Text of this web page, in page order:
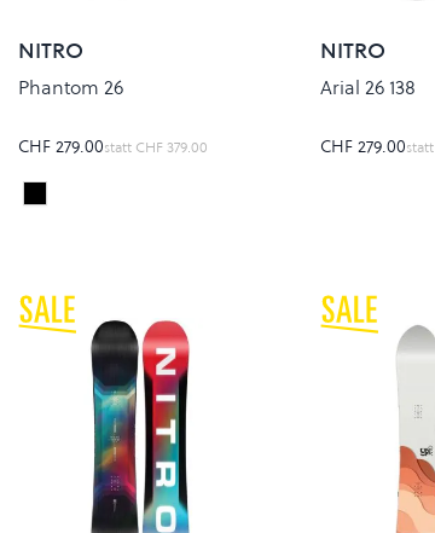
NITRO
Phantom 26
CHF 279.00statt CHF 379.00
Colour
Black Fade
NITRO
Arial 26 138
CHF 279.00statt